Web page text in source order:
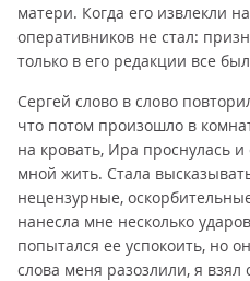
матери. Когда его извлекли
оперативников не стал:
только в его редакции все
Сергей слово в слово
что потом произошло в
на кровать, Ира проснулась и
мной жить. Стала
нецензурные,
нанесла мне несколько
попытался ее успокоить, но
слова меня разозлили, я взял